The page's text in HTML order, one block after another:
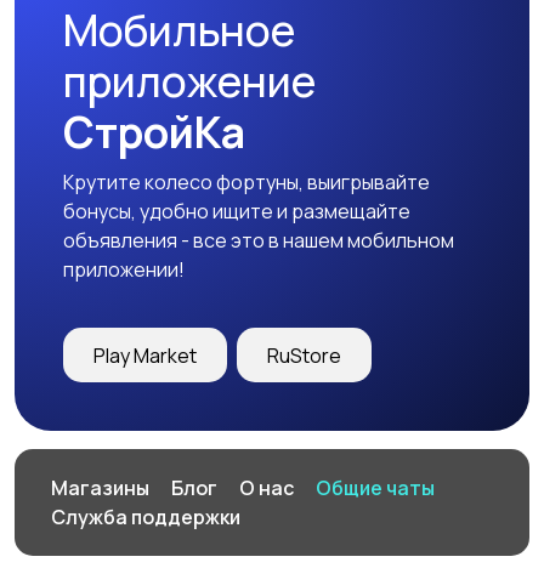
Другое
Мобильное
приложение
СтройКа
Крутите колесо фортуны, выигрывайте
бонусы, удобно ищите и размещайте
объявления - все это в нашем мобильном
приложении!
Play Market RuStore
Магазины Блог О нас
Общие чаты
Служба поддержки